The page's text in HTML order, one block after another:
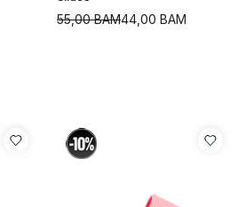
44,00 BAM
55,00BAM